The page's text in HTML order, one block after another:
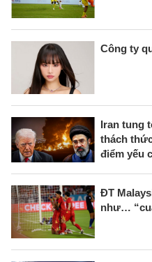
Công ty
Iran tung
thách
điểm yếu
ĐT
như…